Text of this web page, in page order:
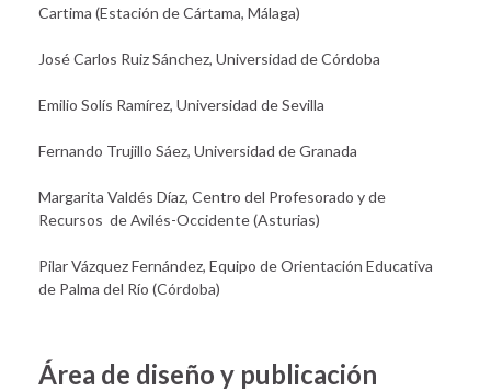
Cartima (Estación de Cártama, Málaga)
José Carlos Ruiz Sánchez, Universidad de Córdoba
Emilio Solís Ramírez, Universidad de Sevilla
Fernando Trujillo Sáez, Universidad de Granada
Margarita Valdés Díaz, Centro del Profesorado y de
Recursos de Avilés-Occidente (Asturias)
Pilar Vázquez Fernández, Equipo de Orientación Educativa
de Palma del Río (Córdoba)
Área de diseño y publicación